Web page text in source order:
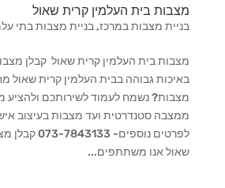
מצבות בית העלמין קרית שאול
בניית מצבות במרכז,בניית מצבות בתי
מצבות בית העלמין קרית שאול קבלן
באיכות גבוהה בבית העלמין קרית שאול
מצבות? נשמח לעמוד לשירותכם
ממצבה סטנדרטית ועד מצבות בעיצוב
לפרטים
שאול אנו משתתפים...